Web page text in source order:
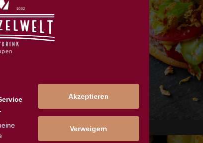
Akzeptieren
Verweigern